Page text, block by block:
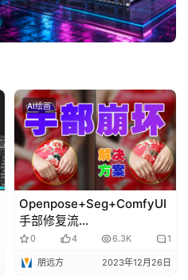
AI绘画
Openpose+Seg+ComfyUI
手部修复流
程|Openpose+Seg+Comfy
UI hands fix workflow
0 4 6.3K 1
朋远方 2023年12月26日